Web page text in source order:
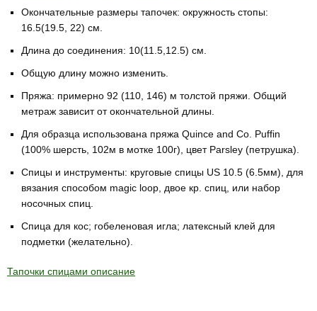
Окончательные размеры тапочек: окружность стопы:
16.5(19.5, 22) см.
Длина до соединения: 10(11.5,12.5) см.
Общую длину можно изменить.
Пряжа: примерно 92 (110, 146) м толстой пряжи. Общий
метраж зависит от окончательной длины.
Для образца использована пряжа Quince and Co. Puffin
(100% шерсть, 102м в мотке 100г), цвет Parsley (петрушка).
Спицы и инструменты: круговые спицы US 10.5 (6.5мм), для
вязания способом magic loop, двое кр. спиц, или набор
носочных спиц.
Спица для кос; гобеленовая игла; латексный клей для
подметки (желательно).
Тапочки спицами описание